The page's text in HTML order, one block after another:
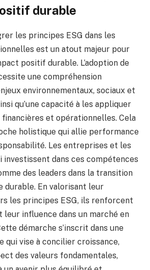
durable
les principes ESG dans les
est un atout majeur pour
positif durable. L’adoption de
une compréhension
environnementaux, sociaux et
qu’une capacité à les appliquer
financières et opérationnelles. Cela
holistique qui allie performance
Les entreprises et les
investissent dans ces compétences
des leaders dans la transition
durable. En valorisant leur
les principes ESG, ils renforcent
influence dans un marché en
démarche s’inscrit dans une
qui vise à concilier croissance,
des valeurs fondamentales,